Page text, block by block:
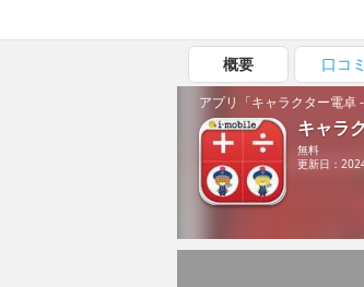
概要 口コミ
アプリ「キャラクター電卓
キャラ
無料
更新日：